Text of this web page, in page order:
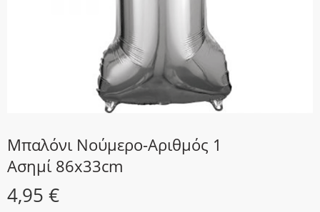
Μπαλόνι Νούμερο-Αριθμός 1
Ασημί 86x33cm
4,95 €